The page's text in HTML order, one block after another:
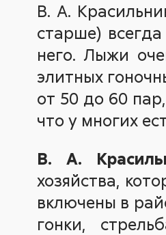
В. А.
старше)
него. Лыжи
элитных
от 50 до 60
что у многих
В. А.
хозяйства,
включены в
гонки,